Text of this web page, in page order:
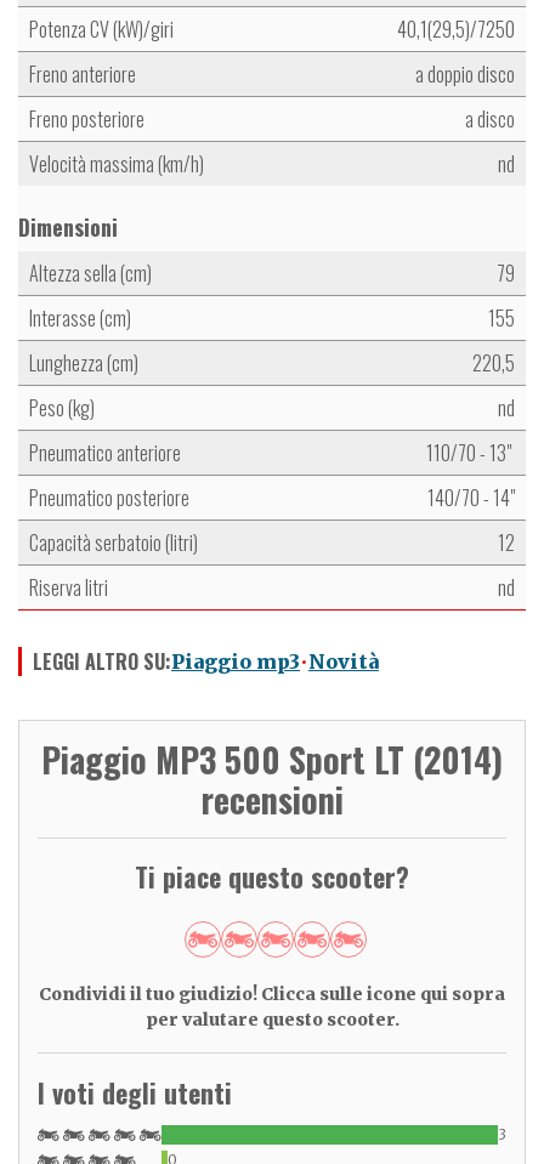
Potenza CV (kW)/giri
40,1(29,5)/7250
Freno anteriore
a doppio disco
Freno posteriore
a disco
Velocità massima (km/h)
nd
Dimensioni
Altezza sella (cm)
79
Interasse (cm)
155
Lunghezza (cm)
220,5
Peso (kg)
nd
Pneumatico anteriore
110/70 - 13"
Pneumatico posteriore
140/70 - 14"
Capacità serbatoio (litri)
12
Riserva litri
nd
LEGGI ALTRO SU:Piaggio mp3 Novità
Piaggio MP3 500 Sport LT (2014)
recensioni
Ti piace questo scooter?
Condividi il tuo giudizio! Clicca sulle icone qui sopra
per valutare questo scooter.
I voti degli utenti
3
0